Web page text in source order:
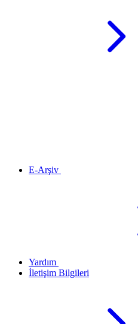
E-Arşiv
Yardım
İletişim Bilgileri